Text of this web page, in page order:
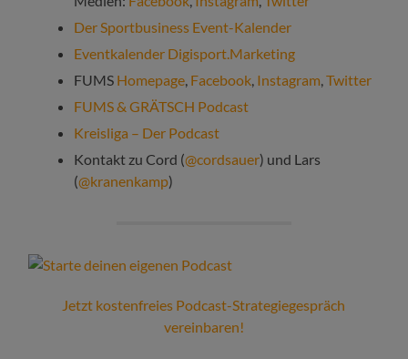
Der Sportbusiness Event-Kalender
Eventkalender Digisport.Marketing
FUMS Homepage, Facebook, Instagram,Twitter
FUMS & GRÄTSCH Podcast
Kreisliga – Der Podcast
Kontakt zu Cord (@cordsauer) und Lars
(@kranenkamp)
Jetzt kostenfreies Podcast-Strategiegespräch
vereinbaren!